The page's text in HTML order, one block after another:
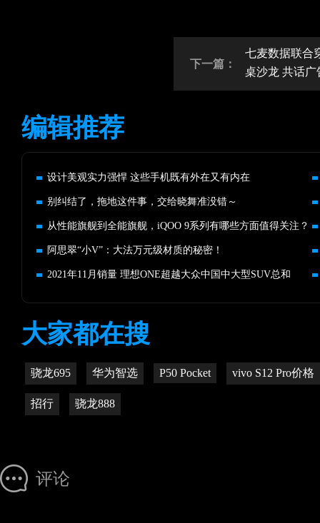
下一篇：
七麦数据联合
桌沙龙 共话广
编辑推荐
设计美观实力强悍 这些手机既有外在又有内在
别纠结了，拖地这件事，交给晓舞准没错～
从性能旗舰到全能旗舰，iQOO 9系列有哪些方面值得关注？
阿思翠“小V”：大法万元级材质的秘密！
2021年11月销量 理想ONE超越大众中国中大型SUV总和
大家都在搜
骁龙695 华为智选 P50 Pocket vivo S12 Pro价格
招行 骁龙888
评论